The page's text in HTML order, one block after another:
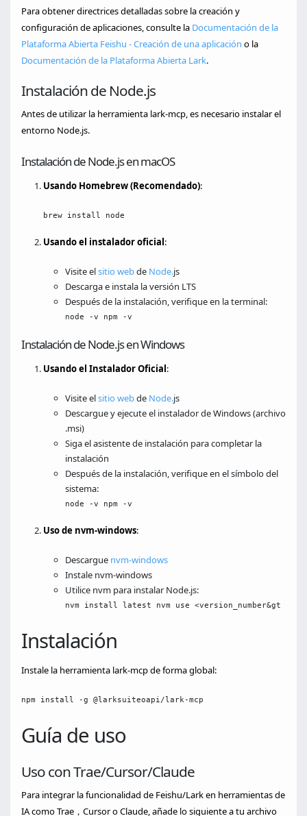
Para obtener directrices detalladas sobre la creación y
configuración de aplicaciones, consulte la Documentación de la
Plataforma Abierta Feishu - Creación de una aplicación o la
Documentación de la Plataforma Abierta Lark.
Instalación de Node.js
Antes de utilizar la herramienta lark-mcp, es necesario instalar el
entorno Node.js.
Instalación de Node.js en macOS
Usando Homebrew (Recomendado):
brew install node
Usando el instalador oficial:
Visite elsitio webde Node.js
Descarga e instala la versión LTS
Después de la instalación, verifique en la terminal:
node -v npm -v
Instalación de Node.js en Windows
Usando el Instalador Oficial:
Visite elsitio webde Node.js
Descargue y ejecute el instalador de Windows (archivo
.msi)
Siga el asistente de instalación para completar la
instalación
Después de la instalación, verifique en el símbolo del
sistema:
node -v npm -v
Uso de nvm-windows:
Descargue nvm-windows
Instale nvm-windows
Utilice nvm para instalar Node.js:
nvm install latest nvm use <version_number&gt
Instalación
Instale la herramienta lark-mcp de forma global:
npm install -g @larksuiteoapi/lark-mcp
Guía de uso
Uso con Trae/Cursor/Claude
Para integrar la funcionalidad de Feishu/Lark en herramientas de
IA como Trae，Cursor o Claude, añade lo siguiente a tu archivo